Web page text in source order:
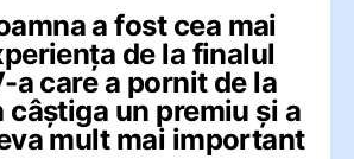
a fost cea mai
de la finalul
a care a pornit de la
câștiga un premiu și a
mult mai important